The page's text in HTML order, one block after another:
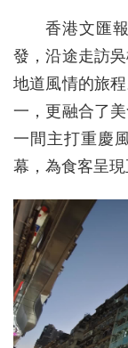
香港文匯
發，沿途走訪
地道風情的旅
一，更融合了
一間主打重慶
幕，為食客呈現